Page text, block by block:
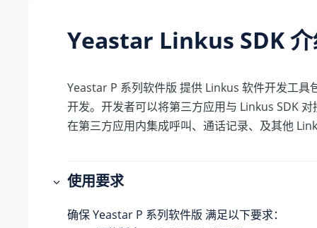
Yeastar Linkus SDK
Yeastar P 系列软件版 提供 Linkus 软件开发工具
开发。开发者可以将第三方应用与 Linkus SDK
在第三方应用内集成呼叫、通话记录、及其他
使用要求
确保Yeastar P 系列软件版 满足以下要求：